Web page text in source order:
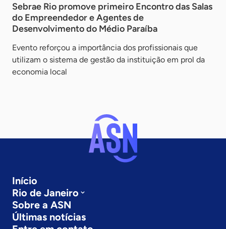
Sebrae Rio promove primeiro Encontro das Salas
do Empreendedor e Agentes de
Desenvolvimento do Médio Paraíba
Evento reforçou a importância dos profissionais que
utilizam o sistema de gestão da instituição em prol da
economia local
Início
Rio de Janeiro
Sobre a ASN
Últimas notícias